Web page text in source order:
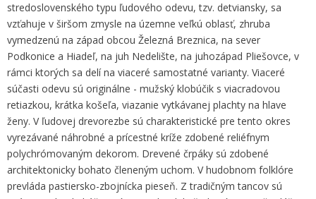
stredoslovenského typu ľudového odevu, tzv. detviansky, sa
vzťahuje v širšom zmysle na územne veľkú oblasť, zhruba
vymedzenú na západ obcou Železná Breznica, na sever
Podkonice a Hiadeľ, na juh Nedelište, na juhozápad Pliešovce, v
rámci ktorých sa delí na viaceré samostatné varianty. Viaceré
súčasti odevu sú originálne - mužský klobúčik s viacradovou
retiazkou, krátka košeľa, viazanie vytkávanej plachty na hlave
ženy. V ľudovej drevorezbe sú charakteristické pre tento okres
vyrezávané náhrobné a prícestné kríže zdobené reliéfnym
polychrómovaným dekorom. Drevené črpáky sú zdobené
architektonicky bohato členeným uchom. V hudobnom folklóre
prevláda pastiersko-zbojnícka pieseň. Z tradičným tancov sú